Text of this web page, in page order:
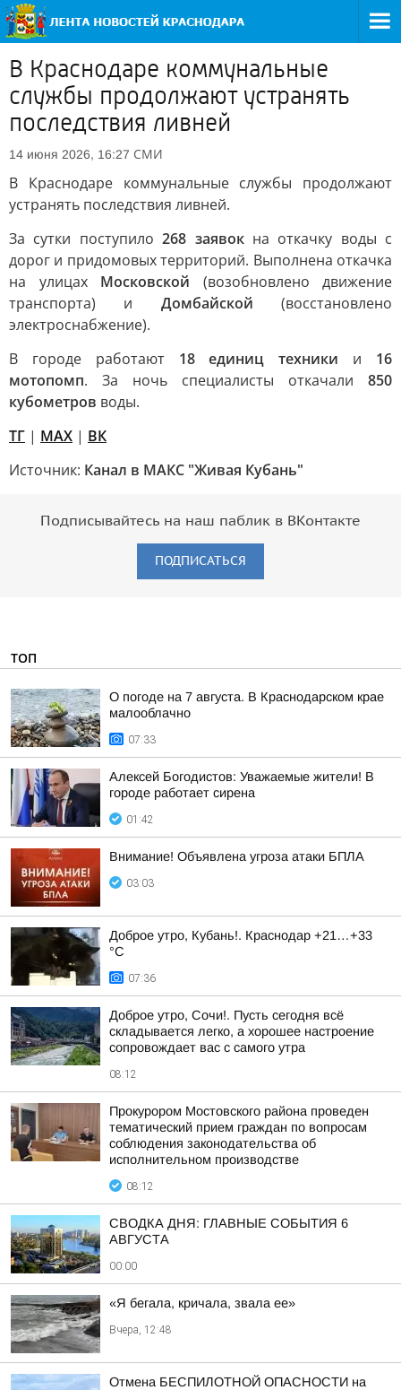
В Краснодаре коммунальные
службы продолжают устранять
последствия ливней
14 июня 2026, 16:27 СМИ
В Краснодаре коммунальные службы продолжают
устранять последствия ливней.
За сутки поступило268 заявокна откачку воды с
дорог и придомовых территорий. Выполнена откачка
на улицах Московской (возобновлено движение
транспорта) и Домбайской (восстановлено
электроснабжение).
В городе работают 18 единиц техники и 16
мотопомп. За ночь специалисты откачали 850
кубометров воды.
TГ | MAX | ВК
Источник: Канал в МАКС "Живая Кубань"
Подписывайтесь на наш паблик в ВКонтакте
ПОДПИСАТЬСЯ
ТОП
О погоде на 7 августа. В Краснодарском крае
малооблачно
07:33
Алексей Богодистов: Уважаемые жители! В
городе работает сирена
01:42
Внимание! Объявлена угроза атаки БПЛА
03:03
Доброе утро, Кубань!. Краснодар +21…+33
°С
07:36
Доброе утро, Сочи!. Пусть сегодня всё
складывается легко, а хорошее настроение
сопровождает вас с самого утра
08:12
Прокурором Мостовского района проведен
тематический прием граждан по вопросам
соблюдения законодательства об
исполнительном производстве
08:12
СВОДКА ДНЯ: ГЛАВНЫЕ СОБЫТИЯ 6
АВГУСТА
00:00
«Я бегала, кричала, звала ее»
Вчера, 12:48
Отмена БЕСПИЛОТНОЙ ОПАСНОСТИ на